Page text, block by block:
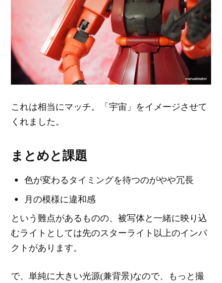
これは相当にマッチ。「宇宙」をイメージさせて
くれました。
まとめと課題
色が変わるタイミングを待つのがやや冗長
月の模様に違和感
という難点があるものの、被写体と一緒に映り込
むライトとしては先のスターライト以上のインパ
クトがあります。
で、単純に大きい光源(兼背景)なので、もっと撮